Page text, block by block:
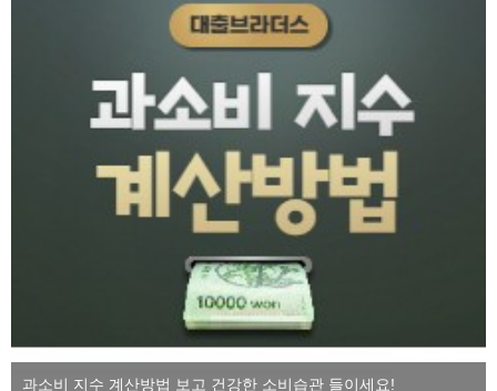
과소비 지수 계산방법 보고 건강한 소비습관 들이세요!